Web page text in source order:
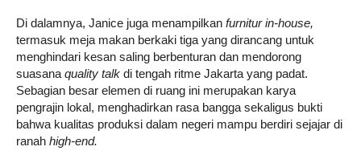
Di dalamnya, Janice juga menampilkan furnitur in-house,
termasuk meja makan berkaki tiga yang dirancang untuk
menghindari kesan saling berbenturan dan mendorong
suasana quality talk di tengah ritme Jakarta yang padat.
Sebagian besar elemen di ruang ini merupakan karya
pengrajin lokal, menghadirkan rasa bangga sekaligus bukti
bahwa kualitas produksi dalam negeri mampu berdiri sejajar di
ranah high-end.